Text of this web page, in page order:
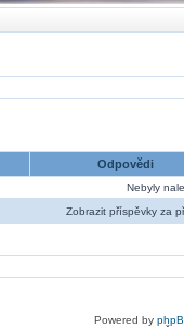
Odpovědi
Nebyly
Zobrazit příspěvky za
Powered by